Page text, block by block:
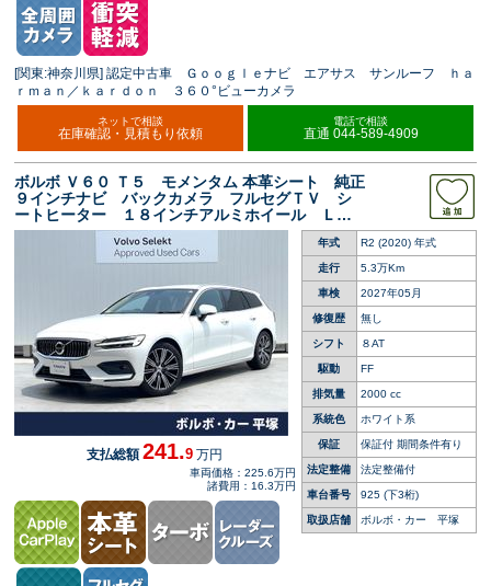
[関東:神奈川県] 認定中古車 Ｇｏｏｇｌｅナビ エアサス サンルーフ ｈａ
ｒｍａｎ／ｋａｒｄｏｎ ３６０°ビューカメラ
ネットで相談
在庫確認・見積もり依頼
電話で相談
直通 044-589-4909
ボルボ Ｖ６０ Ｔ５ モメンタム 本革シート 純正
９インチナビ バックカメラ フルセグＴＶ シ
ートヒーター １８インチアルミホイール ＬＥ
Ｄヘッドライト パイロットアシスト パワーシ
ート メモリーシート パワーテールゲート年式 R2 (2020) 年式
走行 5.3万Km
車検 2027年05月
修復歴 無し
シフト ８AT
駆動 FF
排気量 2000 cc
系統色 ホワイト系
保証 保証付 期間条件有り
法定整備 法定整備付
車台番号 925 (下3桁)
取扱店舗 ボルボ・カー 平塚
支払総額241.9 万円
車両価格：225.6万円
諸費用：16.3万円